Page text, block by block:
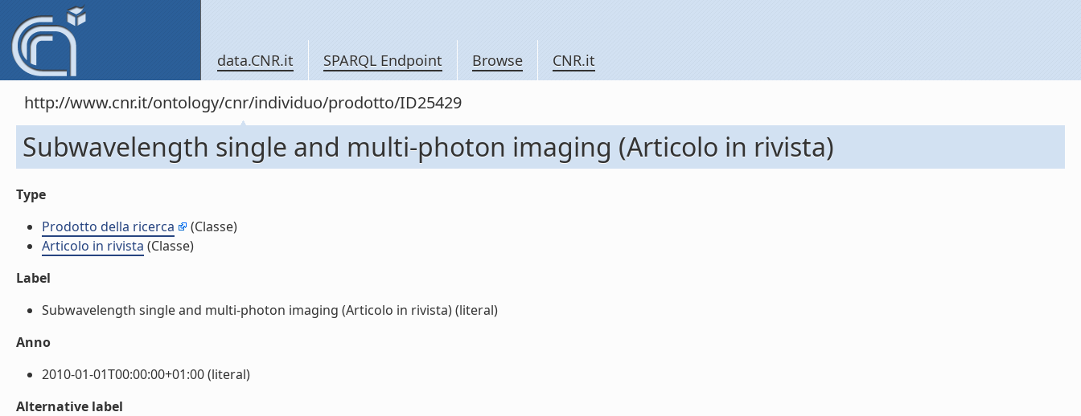
data.CNR.it SPARQL Endpoint Browse CNR.it
http://www.cnr.it/ontology/cnr/individuo/prodotto/ID25429
Subwavelength single and multi-photon imaging (Articolo in rivista)
Type
Prodotto della ricerca
(Classe)
Articolo in rivista (Classe)
Label
Subwavelength single and multi-photon imaging (Articolo in rivista) (literal)
Anno
2010-01-01T00:00:00+01:00 (literal)
Alternative label